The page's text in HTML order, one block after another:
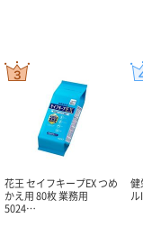
花王 セイフキープEX つめ
かえ用 80枚 業務用
5024…